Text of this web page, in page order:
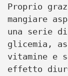
Proprio
mangiare
una serie
glicemia,
vitamine e
effetto